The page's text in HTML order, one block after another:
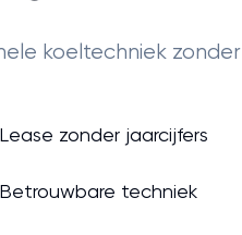
koeltechniek
Lease zonder jaarcijfers
Betrouwbare techniek